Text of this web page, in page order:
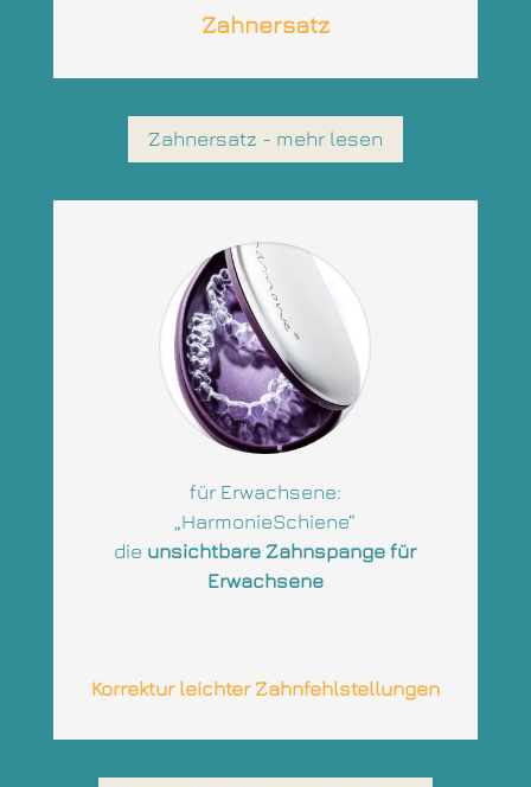
Zahnersatz
Zahnersatz - mehr lesen
für Erwachsene:
„HarmonieSchiene“
die unsichtbare Zahnspange für
Erwachsene
Korrektur leichter Zahnfehlstellungen